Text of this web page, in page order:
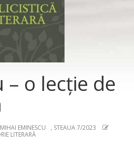
– o lecție de
MIHAI EMINESCU , STEAUA 7/2023
LITERARĂ